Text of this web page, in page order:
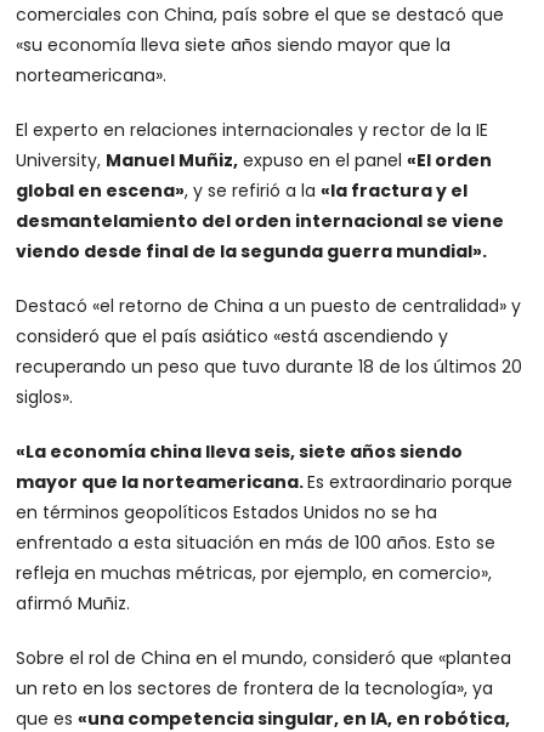
comerciales con China, país sobre el que se destacó que
«su economía lleva siete años siendo mayor que la
norteamericana».
El experto en relaciones internacionales y rector de la IE
University, Manuel Muñiz, expuso en el panel«El orden
global en escena», y se refirió a la«la fractura y el
desmantelamiento del orden internacional se viene
viendo desde final de la segunda guerra mundial».
Destacó «el retorno de China a un puesto de centralidad» y
consideró que el país asiático «está ascendiendo y
recuperando un peso que tuvo durante 18 de los últimos 20
siglos».
«La economía china lleva seis, siete años siendo
mayor que la norteamericana.Es extraordinario porque
en términos geopolíticos Estados Unidos no se ha
enfrentado a esta situación en más de 100 años. Esto se
refleja en muchas métricas, por ejemplo, en comercio»,
afirmó Muñiz.
Sobre el rol de China en el mundo, consideró que «plantea
un reto en los sectores de frontera de la tecnología», ya
que es«una competencia singular, en IA, en robótica,